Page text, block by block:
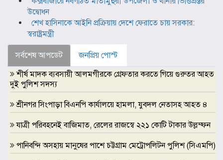
উদ্বোধন
শেখ হাসিনাকে আইনি প্রক্রিয়ায় দেশে ফেরাতে চায় সরকার:
স্বরাষ্ট্রমন্ত্রী
সর্বশেষ আপডেট
জনপ্রিয় পোস্ট
শীর্ষ মাদক ব্যবসায়ী আলমগীরকে গ্রেফতার করতে গিয়ে গুরুতর আহত
দুই পুলিশ সদস্য
শ্রীনগর সিংপাড়া বিএনপি কার্যালয়ে হামলা, যুবদল নেতাসহ আহত ৪
যাত্রী পরিবহনেই বাজিমাত, রেলের রাজস্বে ২২১ কোটি টাকার উল্লম্ফন
পানিবন্দি অসহায় মানুষের পাশে চট্টগ্রাম মেট্রোপলিটন পুলিশ (সিএমপি)